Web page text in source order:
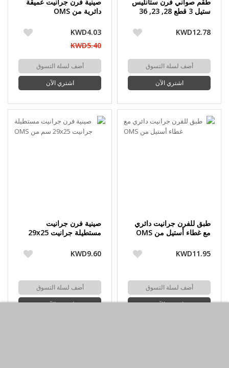
ستيل 3 قطع 28, 23, 36
KWD12.78
أضف لسلة التسوق
اشتري الآن
دائرية من OMS
KWD4.03
KWD5.40
أضف لسلة التسوق
اشتري الآن
طبق للفرن جرانيت دائري
مع غطاء أستيل من OMS
KWD11.95
أضف لسلة التسوق
اشتري الآن
صينية فرن جرانيت
مستطيلة جرانيت 29x25
KWD9.60
أضف لسلة التسوق
اشتري الآن